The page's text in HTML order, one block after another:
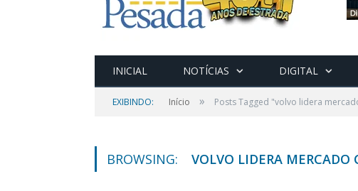
INICIAL NOTÍCIAS DIGITAL
EXIBINDO: Início » Posts Tagged "volvo lidera
BROWSING: VOLVO LIDERA